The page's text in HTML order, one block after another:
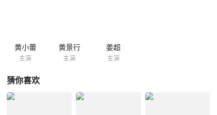
黄小蕾
主演
黄景行
主演
姜超
主演
猜你喜欢